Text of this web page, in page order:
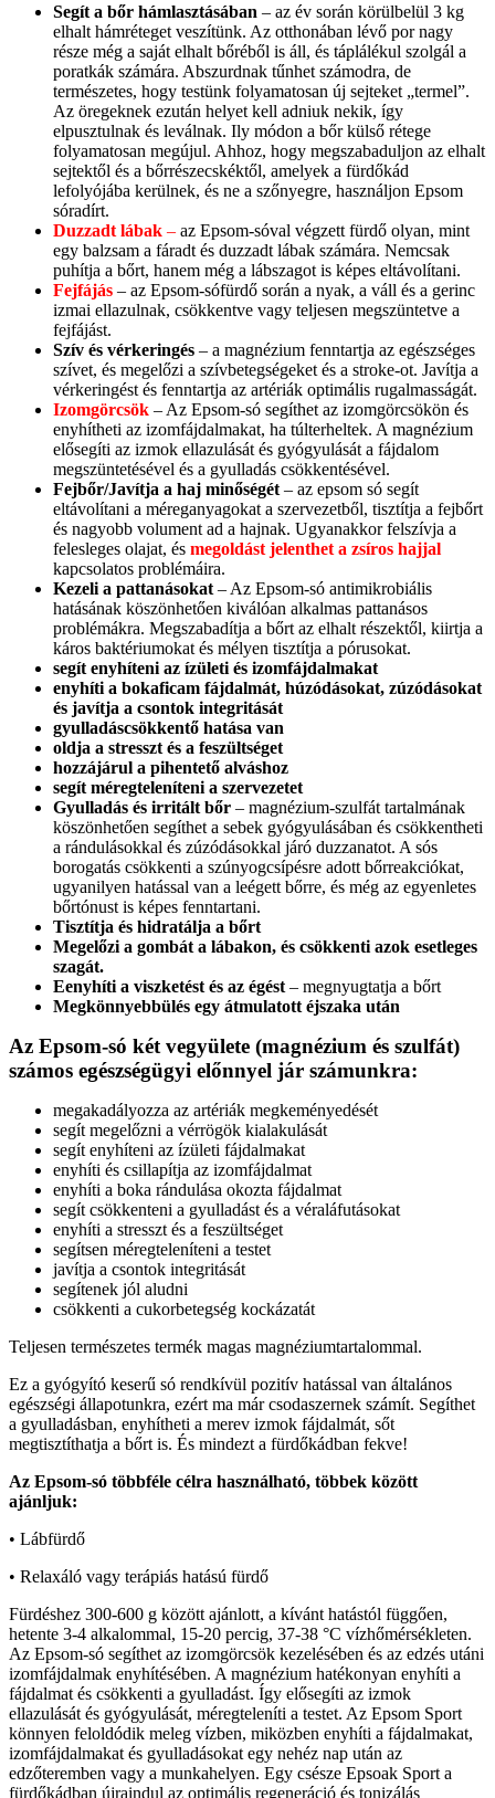
Segít a bőr hámlasztásában – az év során körülbelül 3 kg
elhalt hámréteget veszítünk. Az otthonában lévő por nagy
része még a saját elhalt bőréből is áll, és táplálékul szolgál a
poratkák számára. Abszurdnak tűnhet számodra, de
természetes, hogy testünk folyamatosan új sejteket „termel”.
Az öregeknek ezután helyet kell adniuk nekik, így
elpusztulnak és leválnak. Ily módon a bőr külső rétege
folyamatosan megújul. Ahhoz, hogy megszabaduljon az elhalt
sejtektől és a bőrrészecskéktől, amelyek a fürdőkád
lefolyójába kerülnek, és ne a szőnyegre, használjon Epsom
sóradírt.
Duzzadt lábak – az Epsom-sóval végzett fürdő olyan, mint
egy balzsam a fáradt és duzzadt lábak számára. Nemcsak
puhítja a bőrt, hanem még a lábszagot is képes eltávolítani.
Fejfájás – az Epsom-sófürdő során a nyak, a váll és a gerinc
izmai ellazulnak, csökkentve vagy teljesen megszüntetve a
fejfájást.
Szív és vérkeringés – a magnézium fenntartja az egészséges
szívet, és megelőzi a szívbetegségeket és a stroke-ot. Javítja a
vérkeringést és fenntartja az artériák optimális rugalmasságát.
Izomgörcsök – Az Epsom-só segíthet az izomgörcsökön és
enyhítheti az izomfájdalmakat, ha túlterheltek. A magnézium
elősegíti az izmok ellazulását és gyógyulását a fájdalom
megszüntetésével és a gyulladás csökkentésével.
Fejbőr/Javítja a haj minőségét – az epsom só segít
eltávolítani a méreganyagokat a szervezetből, tisztítja a fejbőrt
és nagyobb volument ad a hajnak. Ugyanakkor felszívja a
felesleges olajat, és megoldást jelenthet a zsíros hajjal
kapcsolatos problémáira.
Kezeli a pattanásokat – Az Epsom-só antimikrobiális
hatásának köszönhetően kiválóan alkalmas pattanásos
problémákra. Megszabadítja a bőrt az elhalt részektől, kiirtja a
káros baktériumokat és mélyen tisztítja a pórusokat.
segít enyhíteni az ízületi és izomfájdalmakat
enyhíti a bokaficam fájdalmát, húzódásokat, zúzódásokat
és javítja a csontok integritását
gyulladáscsökkentő hatása van
oldja a stresszt és a feszültséget
hozzájárul a pihentető alváshoz
segít méregteleníteni a szervezetet
Gyulladás és irritált bőr – magnézium-szulfát tartalmának
köszönhetően segíthet a sebek gyógyulásában és csökkentheti
a rándulásokkal és zúzódásokkal járó duzzanatot. A sós
borogatás csökkenti a szúnyogcsípésre adott bőrreakciókat,
ugyanilyen hatással van a leégett bőrre, és még az egyenletes
bőrtónust is képes fenntartani.
Tisztítja és hidratálja a bőrt
Megelőzi a gombát a lábakon, és csökkenti azok esetleges
szagát.
Eenyhíti a viszketést és az égést – megnyugtatja a bőrt
Megkönnyebbülés egy átmulatott éjszaka után
Az Epsom-só két vegyülete (magnézium és szulfát)
számos egészségügyi előnnyel jár számunkra:
megakadályozza az artériák megkeményedését
segít megelőzni a vérrögök kialakulását
segít enyhíteni az ízületi fájdalmakat
enyhíti és csillapítja az izomfájdalmat
enyhíti a boka rándulása okozta fájdalmat
segít csökkenteni a gyulladást és a véraláfutásokat
enyhíti a stresszt és a feszültséget
segítsen méregteleníteni a testet
javítja a csontok integritását
segítenek jól aludni
csökkenti a cukorbetegség kockázatát
Teljesen természetes termék magas magnéziumtartalommal.
Ez a gyógyító keserű só rendkívül pozitív hatással van általános
egészségi állapotunkra, ezért ma már csodaszernek számít. Segíthet
a gyulladásban, enyhítheti a merev izmok fájdalmát, sőt
megtisztíthatja a bőrt is. És mindezt a fürdőkádban fekve!
Az Epsom-só többféle célra használható, többek között
ajánljuk:
• Lábfürdő
• Relaxáló vagy terápiás hatású fürdő
Fürdéshez 300-600 g között ajánlott, a kívánt hatástól függően,
hetente 3-4 alkalommal, 15-20 percig, 37-38 °C vízhőmérsékleten.
Az Epsom-só segíthet az izomgörcsök kezelésében és az edzés utáni
izomfájdalmak enyhítésében. A magnézium hatékonyan enyhíti a
fájdalmat és csökkenti a gyulladást. Így elősegíti az izmok
ellazulását és gyógyulását, méregteleníti a testet. Az Epsom Sport
könnyen feloldódik meleg vízben, miközben enyhíti a fájdalmakat,
izomfájdalmakat és gyulladásokat egy nehéz nap után az
edzőteremben vagy a munkahelyen. Egy csésze Epsoak Sport a
fürdőkádban újraindul az optimális regeneráció és tonizálás